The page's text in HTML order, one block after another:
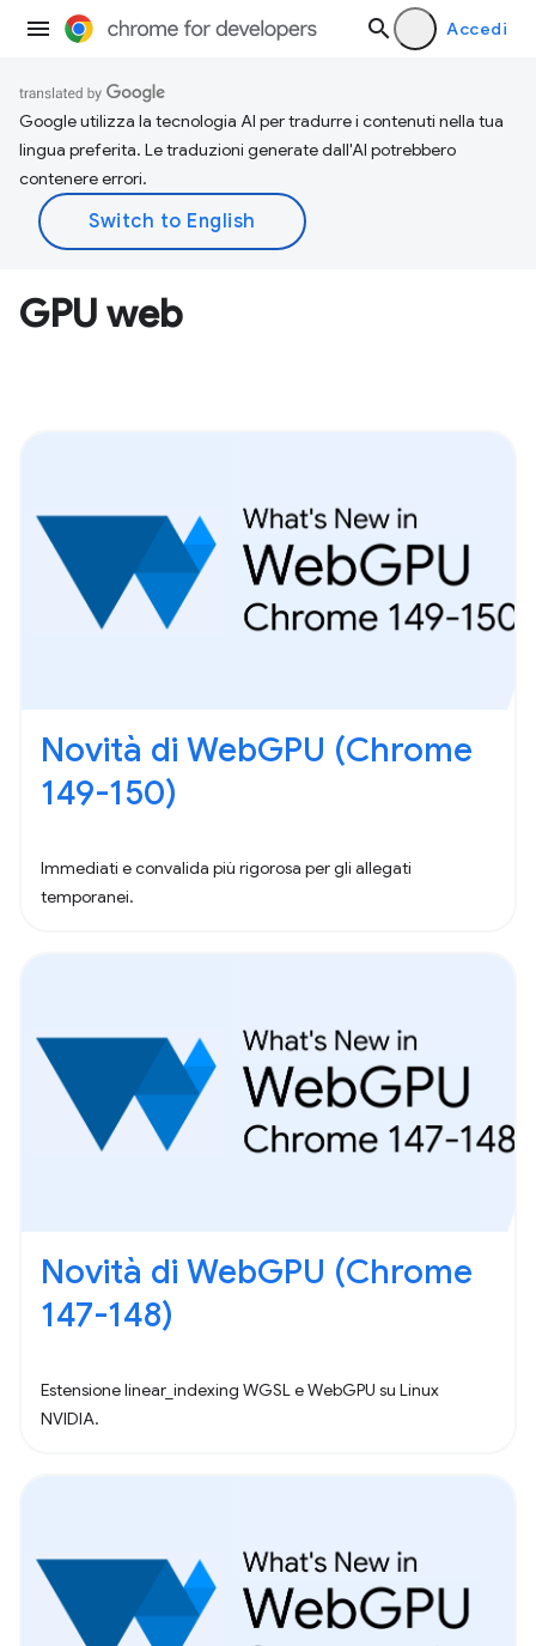
Accedi
Google utilizza la tecnologia AI per tradurre i contenuti nella tua
lingua preferita. Le traduzioni generate dall'AI potrebbero
contenere errori.
GPU web
Novità di WebGPU (Chrome
149-150)
Immediati e convalida più rigorosa per gli allegati
temporanei.
Novità di WebGPU (Chrome
147-148)
Estensione linear_indexing WGSL e WebGPU su Linux
NVIDIA.